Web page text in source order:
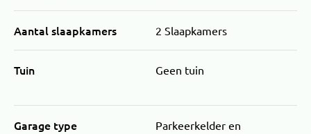
Aantal slaapkamers 2 Slaapkamers
Tuin Geen tuin
Garage type
Parkeerkelder en